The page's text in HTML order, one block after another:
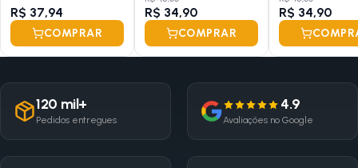
R$ 37,94
COMPRAR
R$ 34,90
COMPRAR
R$ 34,90
120 mil+
Pedidos entregues
4.9
Avaliações no Google